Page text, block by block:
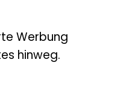
menschliche
von Guinea
vor. In
daher
Werbung
hinweg.